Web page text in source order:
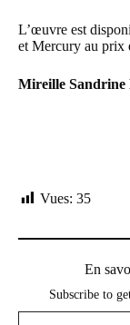
L’œuvre est
et Mercury au prix
Mireille Sandrine
Vues: 35
En
Subscribe to
Saisissez votre adresse e-mail…